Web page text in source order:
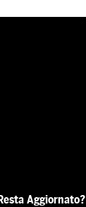
Aggiornato?